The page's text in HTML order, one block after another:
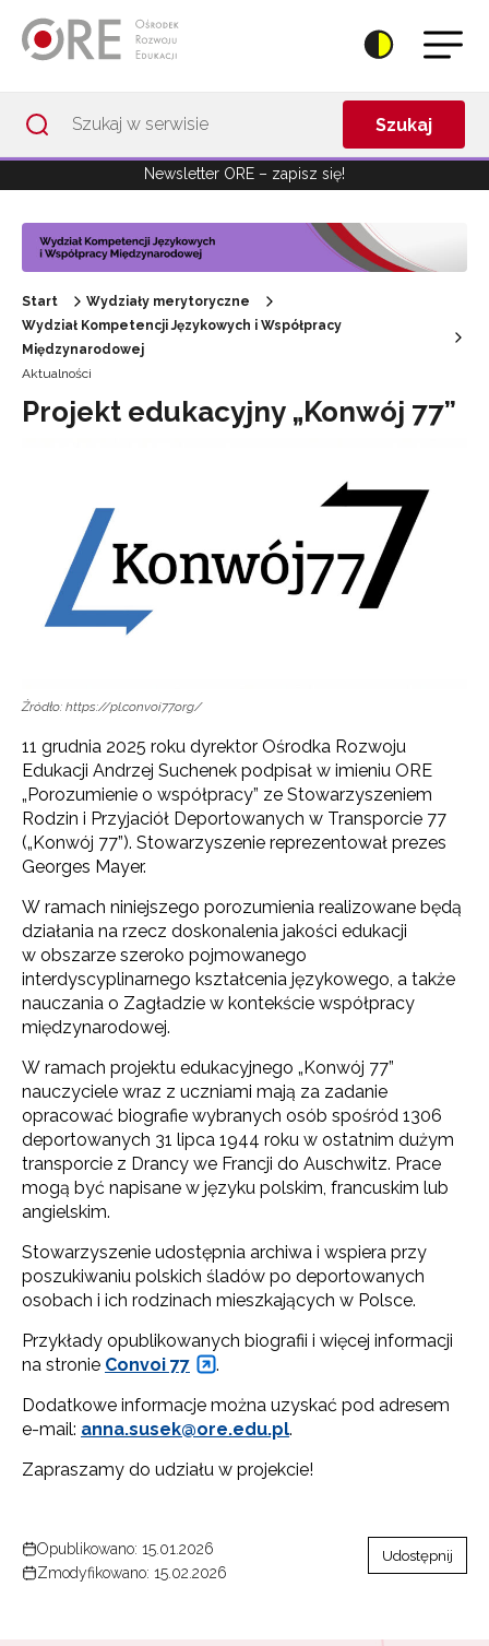
Szukaj
Newsletter ORE – zapisz się!
Start
Wydziały merytoryczne
Wydział Kompetencji Językowych i Współpracy
Międzynarodowej
Aktualności
Projekt edukacyjny „Konwój 77”
Źródło: https://pl.convoi77.org/
11 grudnia 2025 roku dyrektor Ośrodka Rozwoju
Edukacji Andrzej Suchenek podpisał w imieniu ORE
„Porozumienie o współpracy” ze Stowarzyszeniem
Rodzin i Przyjaciół Deportowanych w Transporcie 77
(„Konwój 77”). Stowarzyszenie reprezentował prezes
Georges Mayer.
W ramach niniejszego porozumienia realizowane będą
działania na rzecz doskonalenia jakości edukacji
w obszarze szeroko pojmowanego
interdyscyplinarnego kształcenia językowego, a także
nauczania o Zagładzie w kontekście współpracy
międzynarodowej.
W ramach projektu edukacyjnego „Konwój 77”
nauczyciele wraz z uczniami mają za zadanie
opracować biografie wybranych osób spośród 1306
deportowanych 31 lipca 1944 roku w ostatnim dużym
transporcie z Drancy we Francji do Auschwitz. Prace
mogą być napisane w języku polskim, francuskim lub
angielskim.
Stowarzyszenie udostępnia archiwa i wspiera przy
poszukiwaniu polskich śladów po deportowanych
osobach i ich rodzinach mieszkających w Polsce.
Przykłady opublikowanych biografii i więcej informacji
na stronie Convoi 77
.
Dodatkowe informacje można uzyskać pod adresem
e-mail: anna.susek@ore.edu.pl.
Zapraszamy do udziału w projekcie!
Opublikowano: 15.01.2026
Zmodyfikowano: 15.02.2026
Udostępnij